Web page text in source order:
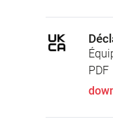
PDF